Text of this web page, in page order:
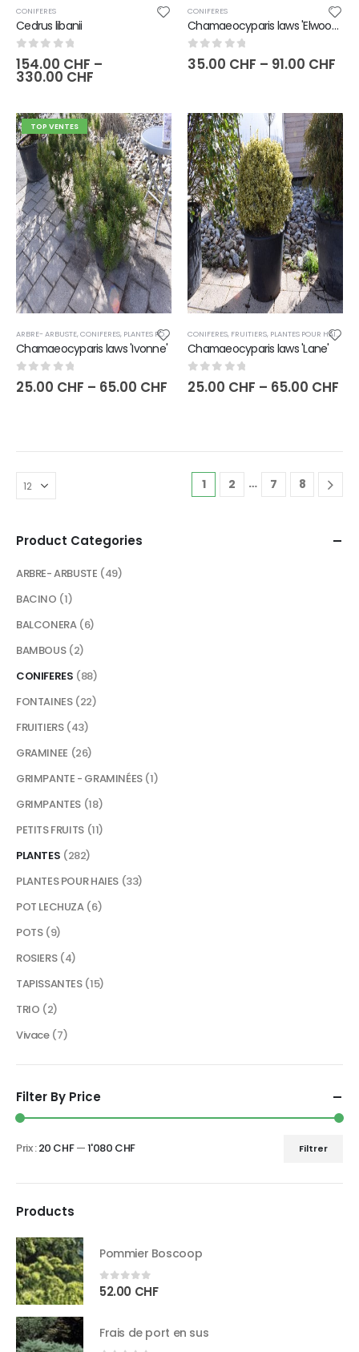
CONIFERES
Cedrus libanii
0sur 5
154.00 CHF –
330.00 CHF
CONIFERES
Chamaeocyparis laws 'Elwoodii'
0 sur 5
35.00 CHF – 91.00 CHF
TOP VENTES
ARBRE- ARBUSTE,CONIFERES, PLANTES POUR HAIES
Chamaeocyparis laws 'Ivonne'
0 sur 5
25.00 CHF – 65.00 CHF
CONIFERES, FRUITIERS, PLANTES POUR HAIES
Chamaeocyparis laws 'Lane'
0 sur 5
25.00 CHF – 65.00 CHF
1 2 … 7 8
Product Categories
ARBRE- ARBUSTE (49)
BACINO (1)
BALCONERA (6)
BAMBOUS (2)
CONIFERES (88)
FONTAINES (22)
FRUITIERS (43)
GRAMINEE (26)
GRIMPANTE - GRAMINÉES (1)
GRIMPANTES (18)
PETITS FRUITS (11)
PLANTES (282)
PLANTES POUR HAIES (33)
POT LECHUZA (6)
POTS (9)
ROSIERS (4)
TAPISSANTES (15)
TRIO (2)
Vivace (7)
Filter By Price
Filtrer
Prix :20 CHF—1'080 CHF
Products
Pommier Boscoop
0sur 5
52.00 CHF
Frais de port en sus